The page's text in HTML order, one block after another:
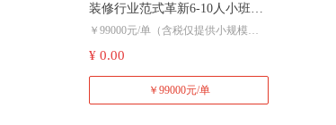
装修行业范式革新6-10人小班定
制课。极速下单电话：
18600115577 陈
￥99000元/单（含税仅提供小规模普
¥ 0.00
￥99000元/单